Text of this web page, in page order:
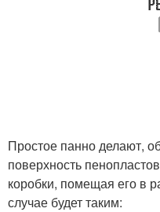
Простое панно делают,
поверхность
коробки, помещая его в
случае будет таким: